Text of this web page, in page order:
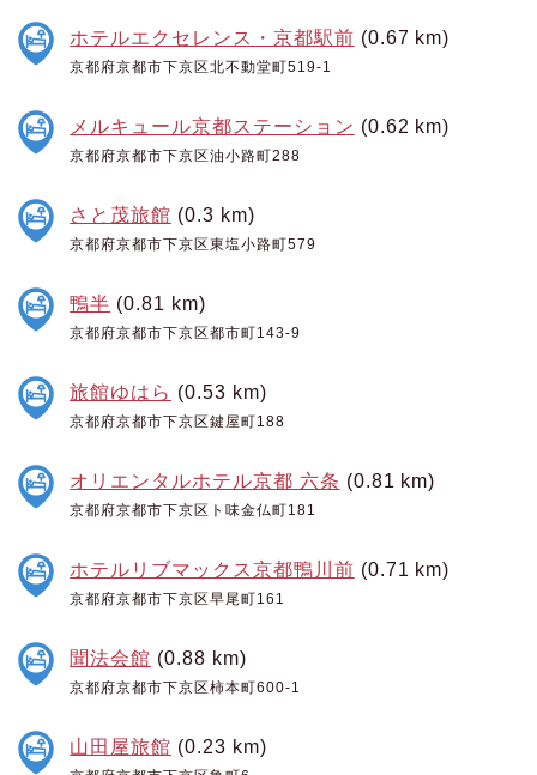
ホテルエクセレンス・京都駅前 (0.67 km)
京都府京都市下京区北不動堂町519-1
メルキュール京都ステーション (0.62 km)
京都府京都市下京区油小路町288
さと茂旅館 (0.3 km)
京都府京都市下京区東塩小路町579
鴨半 (0.81 km)
京都府京都市下京区都市町143-9
旅館ゆはら (0.53 km)
京都府京都市下京区鍵屋町188
オリエンタルホテル京都 六条 (0.81 km)
京都府京都市下京区ト味金仏町181
ホテルリブマックス京都鴨川前 (0.71 km)
京都府京都市下京区早尾町161
聞法会館 (0.88 km)
京都府京都市下京区柿本町600-1
山田屋旅館 (0.23 km)